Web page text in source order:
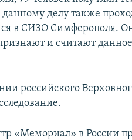
данному делу также
в СИЗО Симферополя.
и считают
российского
«Мемориал» в России